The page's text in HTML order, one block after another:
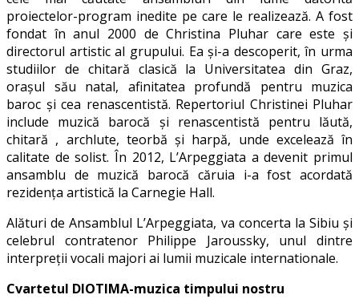
proiectelor-program inedite pe care le realizează. A fost
fondat în anul 2000 de Christina Pluhar care este și
directorul artistic al grupului. Ea şi-a descoperit, în urma
studiilor de chitară clasică la Universitatea din Graz,
oraşul său natal, afinitatea profundă pentru muzica
baroc şi cea renascentistă. Repertoriul Christinei Pluhar
include muzică barocă şi renascentistă pentru lăută,
chitară , archlute, teorbă şi harpă, unde excelează în
calitate de solist. În 2012, L’Arpeggiata a devenit primul
ansamblu de muzică barocă căruia i-a fost acordată
rezidenţa artistică la Carnegie Hall.
Alături de Ansamblul L’Arpeggiata, va concerta la Sibiu și
celebrul contratenor Philippe Jaroussky, unul dintre
interpreţii vocali majori ai lumii muzicale internationale.
Cvartetul DIOTIMA-muzica timpului nostru